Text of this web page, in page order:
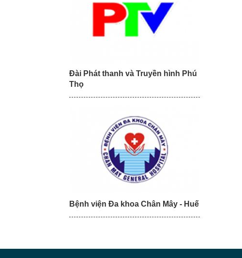
Đài Phát thanh và Truyền hình Phú
Thọ
Bệnh viện Đa khoa Chân Mây - Huế